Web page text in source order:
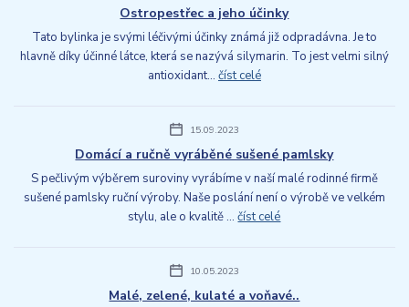
Ostropestřec a jeho účinky
Tato bylinka je svými léčivými účinky známá již odpradávna. Je to
hlavně díky účinné látce, která se nazývá silymarin. To jest velmi silný
antioxidant... číst celé
15.09.2023
Domácí a ručně vyráběné sušené pamlsky
S pečlivým výběrem suroviny vyrábíme v naší malé rodinné firmě
sušené pamlsky ruční výroby. Naše poslání není o výrobě ve velkém
stylu, ale o kvalitě ...číst celé
10.05.2023
Malé, zelené, kulaté a voňavé..